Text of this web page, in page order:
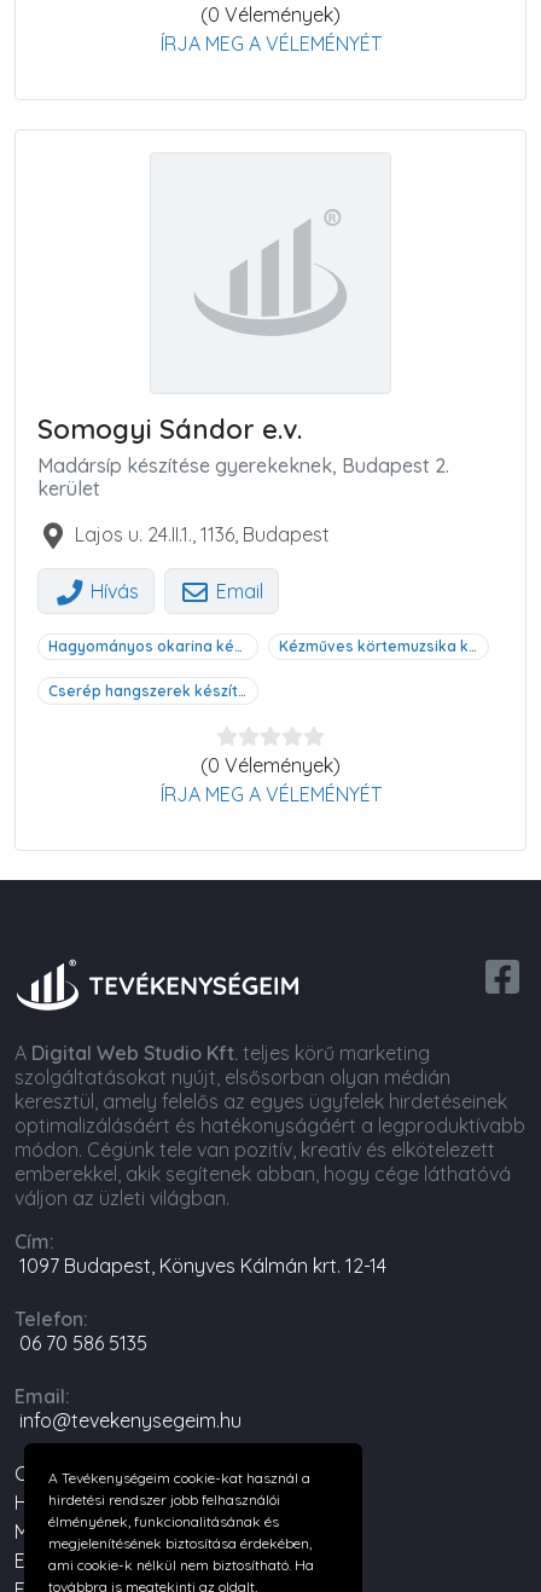
(0 Vélemények)
ÍRJA MEG A VÉLEMÉNYÉT
Somogyi Sándor e.v.
Madársíp készítése gyerekeknek, Budapest 2.
kerület
Lajos u. 24.II.1. 1136, Budapest
Hívás Email
Hagyományos okarina készítés, Budapest 2. kerület Kézműves körtemuzsika készítése, Budapest 2. kerület
Cserép hangszerek készítése, Budapest 2. kerület
(0 Vélemények)
ÍRJA MEG A VÉLEMÉNYÉT
A Digital Web Studio Kft. teljes körű marketing
szolgáltatásokat nyújt, elsősorban olyan médián
keresztül, amely felelős az egyes ügyfelek hirdetéseinek
optimalizálásáért és hatékonyságáért a legproduktívabb
módon. Cégünk tele van pozitív, kreatív és elkötelezett
emberekkel, akik segítenek abban, hogy cége láthatóvá
váljon az üzleti világban.
Cím:
1097 Budapest, Könyves Kálmán krt. 12-14
Telefon:
06 70 586 5135
Email:
info@tevekenysegeim.hu
Cégünkről
Hírek
Miért érdemes regisztrálni?
Emelje ki cégét
A Tevékenységeim cookie-kat használ a
hirdetési rendszer jobb felhasználói
élményének, funkcionalitásának és
megjelenítésének biztosítása érdekében,
ami cookie-k nélkül nem biztosítható. Ha
továbbra is megtekinti az oldalt,